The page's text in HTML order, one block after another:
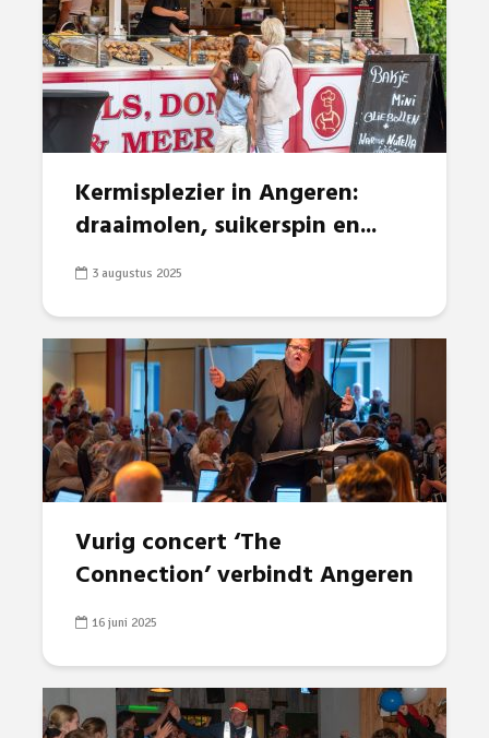
Kermisplezier in Angeren:
draaimolen, suikerspin en...
3 augustus 2025
Vurig concert ‘The
Connection’ verbindt Angeren
16 juni 2025